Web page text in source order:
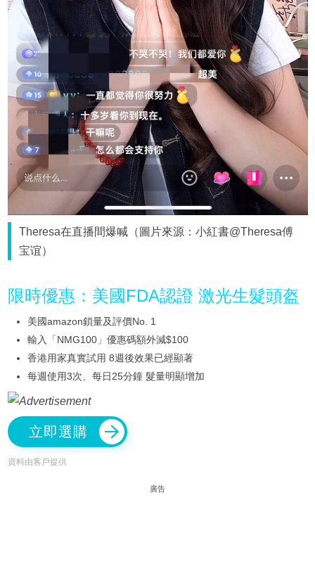
Theresa在直播間爆喊（圖片來源：小紅書@Theresa傅
宝谊）
限時優惠：美國FDA認證 激光生髮頭盔
美國amazon鎖量及評價No. 1
輸入「NMG100」優惠碼額外減$100
香港用家真實試用 8週後效果已經顯著
每週使用3次、每日25分鐘 髮量明顯增加
立即選購
資料由客戶提供
廣告